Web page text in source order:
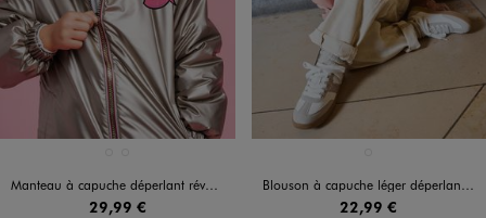
Manteau à capuche déperlant réversible fille
29,99 €
Blouson à capuche léger déperlant fille
22,99 €